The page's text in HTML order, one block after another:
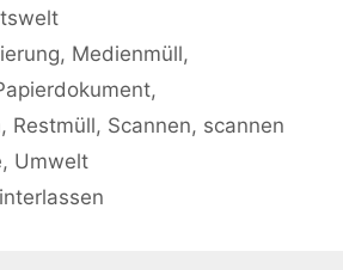
, Medienmüll,
,
, Restmüll, Scannen, scannen
, Umwelt